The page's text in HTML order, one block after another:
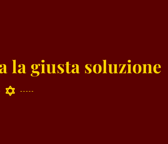
la giusta soluzione